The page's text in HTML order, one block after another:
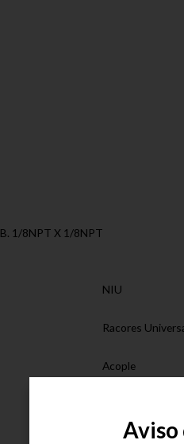
1/8NPT X 1/8NPT
NIU
Racores
Acople
Aviso